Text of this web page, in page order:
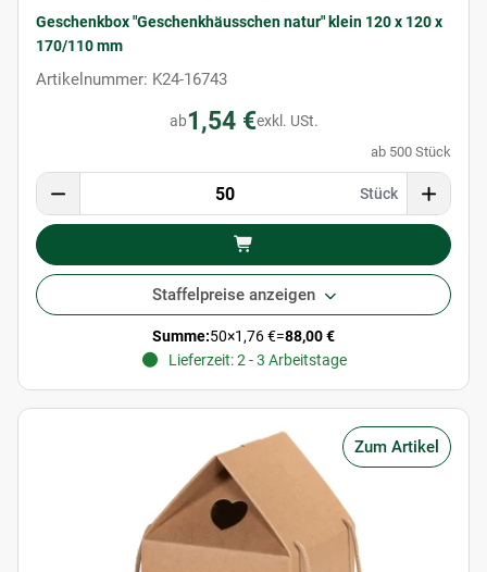
Geschenkbox "Geschenkhäusschen natur" klein 120 x 120 x
170/110 mm
Artikelnummer: K24-16743
ab1,54 €exkl. USt.
ab 500 Stück
Stück
Staffelpreise anzeigen
Summe:50×1,76 €=88,00 €
Lieferzeit: 2 - 3 Arbeitstage
Zum Artikel